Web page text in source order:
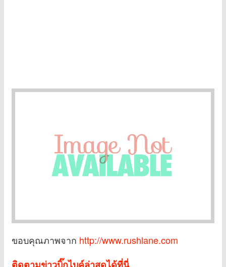
ขอบคุณภาพจาก http://www.rushlane.com
ติดตามข่าวบิ๊กไบค์ล่าสุดได้ที่นี่